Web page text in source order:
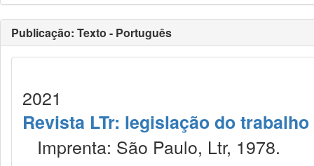
Publicação: Texto - Português
2021
Revista LTr: legislação do trabalho
Imprenta: São Paulo, Ltr, 1978.